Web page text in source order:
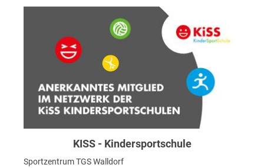
KISS - Kindersportschule
Sportzentrum TGS Walldorf